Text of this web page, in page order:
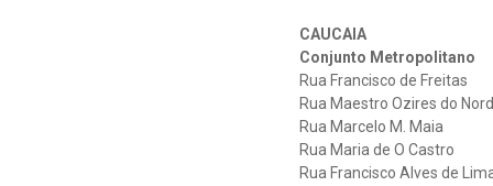
CAUCAIA
Conjunto Metropolitano
Rua Francisco de Freitas
Rua Maestro Ozires do
Rua Marcelo M. Maia
Rua Maria de O Castro
Rua Francisco Alves de